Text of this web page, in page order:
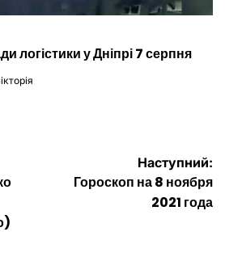
логістики у Дніпрі 7 серпня
Наступний:
Гороскоп на 8 ноября
2021 года